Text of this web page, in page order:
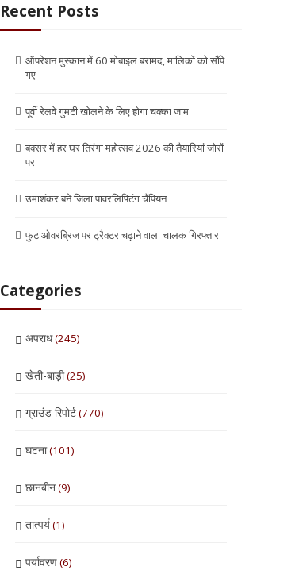
Recent Posts
ऑपरेशन मुस्कान में 60 मोबाइल बरामद, मालिकों को सौंपे
गए
पूर्वी रेलवे गुमटी खोलने के लिए होगा चक्का जाम
बक्सर में हर घर तिरंगा महोत्सव 2026 की तैयारियां जोरों
पर
उमाशंकर बने जिला पावरलिफ्टिंग चैंपियन
फुट ओवरब्रिज पर ट्रैक्टर चढ़ाने वाला चालक गिरफ्तार
Categories
अपराध(245)
खेती-बाड़ी(25)
ग्राउंड रिपोर्ट(770)
घटना(101)
छानबीन(9)
तात्पर्य(1)
पर्यावरण(6)